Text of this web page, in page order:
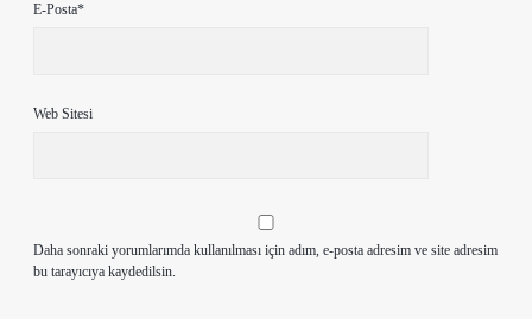
E-Posta*
Web Sitesi
Daha sonraki yorumlarımda kullanılması için adım, e-posta adresim ve site adresim
bu tarayıcıya kaydedilsin.